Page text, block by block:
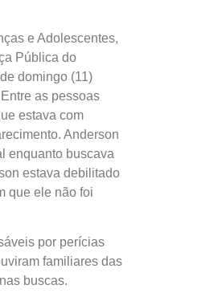
e Adolescentes,
Pública do
domingo (11)
as pessoas
estava com
Anderson
enquanto buscava
estava debilitado
que ele não foi
por perícias
familiares das
buscas.